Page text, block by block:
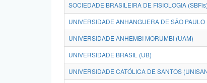
SOCIEDADE BRASILEIRA DE FISIOLOGIA (SBFis)
UNIVERSIDADE ANHANGUERA DE SÃO
UNIVERSIDADE ANHEMBI MORUMBI (UAM)
UNIVERSIDADE BRASIL (UB)
UNIVERSIDADE CATÓLICA DE SANTOS